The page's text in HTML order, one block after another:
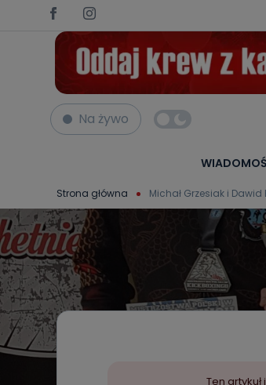
Na żywo
Strona główna Michał Grzesiak i Dawid
Ten